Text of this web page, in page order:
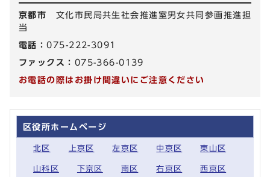
京都市 文化市民局共生社会推進室男女共同参画推進担
当
電話：075-222-3091
ファックス： 075-366-0139
お電話の際はお掛け間違いにご注意ください
区役所ホームページ
北区 上京区 左京区 中京区 東山区
山科区 下京区 南区 右京区 西京区